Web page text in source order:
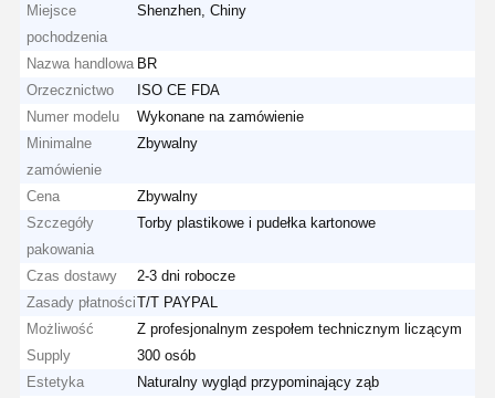
Miejsce
pochodzenia
Shenzhen, Chiny
Nazwa handlowa BR
Orzecznictwo
ISO CE FDA
Numer modelu
Wykonane na zamówienie
Minimalne
zamówienie
Zbywalny
Cena
Zbywalny
Szczegóły
pakowania
Torby plastikowe i pudełka kartonowe
Czas dostawy
2-3 dni robocze
Zasady płatnościT/T PAYPAL
Możliwość
Supply
Z profesjonalnym zespołem technicznym liczącym
300 osób
Estetyka
Naturalny wygląd przypominający ząb